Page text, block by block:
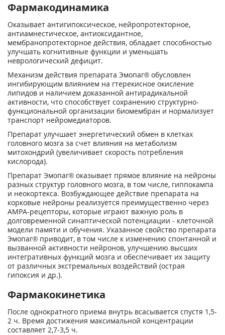
Фармакодинамика
Оказывает антигипоксическое, нейропротекторное,
антиамнестическое, антиоксидантное,
мембранопротекторное действия, обладает способностью
улучшать когнитивные функции и уменьшать
неврологический дефицит.
Механизм действия препарата Эмопаг® обусловлен
ингибирующим влиянием на гтерекисное окисление
липидов и наличием доказанной антирадикальной
активности, что способствует сохранению структурно-
функциональной организации биомембран и нормализует
транспорт нейромедиаторов.
Препарат улучшает энергетический обмен в клетках
головного мозга за счет влияния на метаболизм
митохондрий (увеличивает скорость потребления
кислорода).
Препарат Эмопаг® оказывает прямое влияние на нейроны
разных структур головного мозга, в том числе, гиппокампа
и неокортекса. Возбуждающее действие препарата на
корковые нейроны реализуется преимущественно через
АМРА-рецепторы, которые играют важную роль в
долговременной синаптической потенциации - клеточной
модели памяти и обучения. Указанное свойство препарата
Эмопаг® приводит, в том числе к изменению спонтанной и
вызванной активности нейронов, улучшению высших
интегративных функций мозга и обеспечивает их защиту
от различных экстремальных воздействий (острая
гипоксия и др.).
Фармакокинетика
После однократного приема внутрь всасывается спустя 1,5-
2 ч. Время достижения максимальной концентрации
составляет 2,7-3,5 ч.